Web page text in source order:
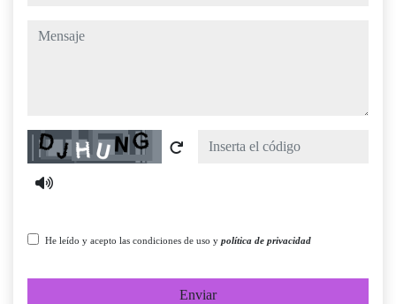
mensaje
Captcha
He leído y acepto las condiciones de uso y política de privacidad
Enviar